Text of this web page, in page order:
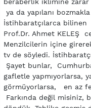
ya da yapılanı
İstihbaratçılarca bilinen
Prof.Dr. Ahmet KELEŞ
Menzilcilerin içine
tv de söyledi.
Şayet bunlar,
gafletle yapmıyorlarsa,
görmüyorlarsa, en az
Farkında değil misiniz,